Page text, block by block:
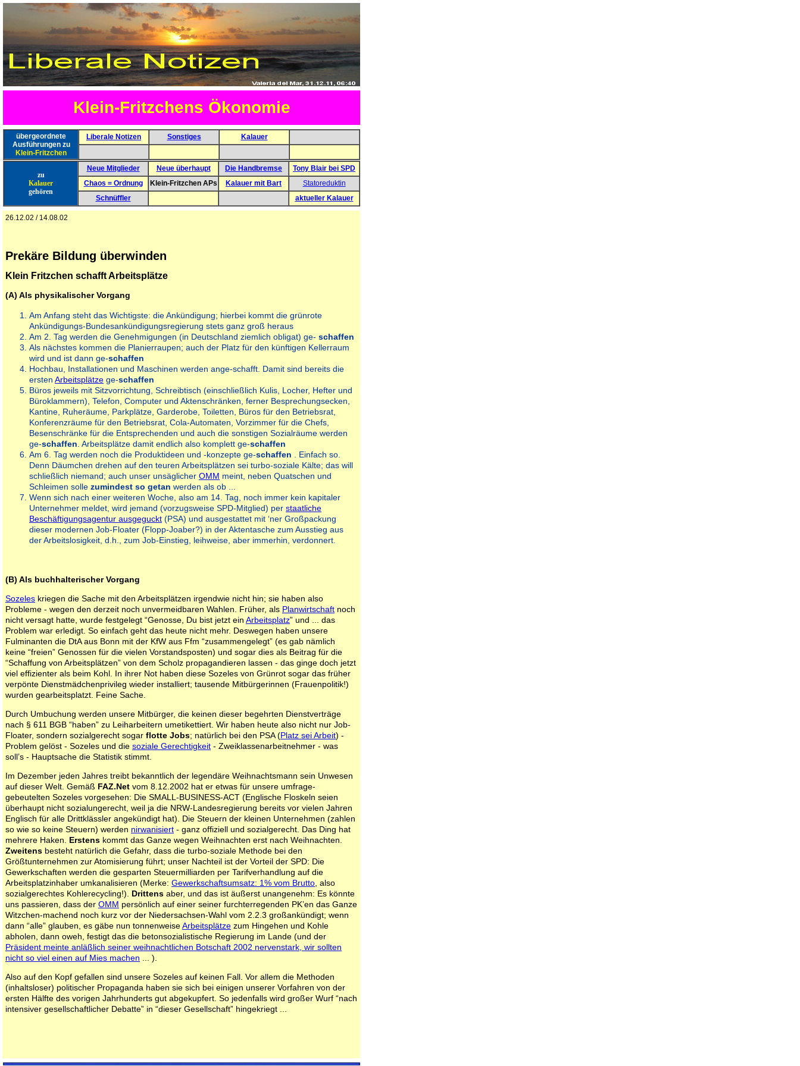
Klein-Fritzchens Ökonomie
übergeordnete
Ausführungen zu
Klein-Fritzchen
Liberale Notizen Sonstiges Kalauer
zu
Kalauer
gehören
Neue Mitglieder Neue überhaupt Die Handbremse
Tony Blair bei SPD
Chaos = Ordnung
Klein-Fritzchen APs Kalauer mit Bart
Statoreduktin
Schnüffler
aktueller Kalauer
26.12.02 / 14.08.02
Prekäre Bildung überwinden
Klein Fritzchen schafft Arbeitsplätze
(A) Als physikalischer Vorgang
Am Anfang steht das Wichtigste: die Ankündigung; hierbei kommt die grünrote
Ankündigungs-Bundesankündigungsregierung stets ganz groß heraus
Am 2. Tag werden die Genehmigungen (in Deutschland ziemlich obligat) ge- schaffen
Als nächstes kommen die Planierraupen; auch der Platz für den künftigen Kellerraum
wird und ist dann ge-schaffen
Hochbau, Installationen und Maschinen werden ange-schafft. Damit sind bereits die
ersten Arbeitsplätze ge-schaffen
Büros jeweils mit Sitzvorrichtung, Schreibtisch (einschließlich Kulis, Locher, Hefter und
Büroklammern), Telefon, Computer und Aktenschränken, ferner Besprechungsecken,
Kantine, Ruheräume, Parkplätze, Garderobe, Toiletten, Büros für den Betriebsrat,
Konferenzräume für den Betriebsrat, Cola-Automaten, Vorzimmer für die Chefs,
Besenschränke für die Entsprechenden und auch die sonstigen Sozialräume werden
ge-schaffen . Arbeitsplätze damit endlich also komplett ge-schaffen
Am 6. Tag werden noch die Produktideen und -konzepte ge-schaffen
. Einfach so.
Denn Däumchen drehen auf den teuren Arbeitsplätzen sei turbo-soziale Kälte; das will
schließlich niemand; auch unser unsäglicher OMM meint, neben Quatschen und
Schleimen solle zumindest so getan werden als ob ...
Wenn sich nach einer weiteren Woche, also am 14. Tag, noch immer kein kapitaler
Unternehmer meldet, wird jemand (vorzugsweise SPD-Mitglied) per staatliche
Beschäftigungsagentur ausgeguckt (PSA) und ausgestattet mit ‘ner Großpackung
dieser modernen Job-Floater (Flopp-Joaber?) in der Aktentasche zum Ausstieg aus
der Arbeitslosigkeit, d.h., zum Job-Einstieg, leihweise, aber immerhin, verdonnert.
(B) Als buchhalterischer Vorgang
Sozeles kriegen die Sache mit den Arbeitsplätzen irgendwie nicht hin; sie haben also
Probleme - wegen den derzeit noch unvermeidbaren Wahlen. Früher, als Planwirtschaft noch
nicht versagt hatte, wurde festgelegt “Genosse, Du bist jetzt ein Arbeitsplatz” und ... das
Problem war erledigt. So einfach geht das heute nicht mehr. Deswegen haben unsere
Fulminanten die DtA aus Bonn mit der KfW aus Ffm “zusammengelegt” (es gab nämlich
keine “freien” Genossen für die vielen Vorstandsposten) und sogar dies als Beitrag für die
“Schaffung von Arbeitsplätzen” von dem Scholz propagandieren lassen - das ginge doch jetzt
viel effizienter als beim Kohl. In ihrer Not haben diese Sozeles von Grünrot sogar das früher
verpönte Dienstmädchenprivileg wieder installiert; tausende Mitbürgerinnen (Frauenpolitik!)
wurden gearbeitsplatzt. Feine Sache.
Durch Umbuchung werden unsere Mitbürger, die keinen dieser begehrten Dienstverträge
nach § 611 BGB “haben” zu Leiharbeitern umetikettiert. Wir haben heute also nicht nur Job-
Floater, sondern sozialgerecht sogar flotte Jobs; natürlich bei den PSA (Platz sei Arbeit) -
Problem gelöst - Sozeles und die soziale Gerechtigkeit - Zweiklassenarbeitnehmer - was
soll’s - Hauptsache die Statistik stimmt.
Im Dezember jeden Jahres treibt bekanntlich der legendäre Weihnachtsmann sein Unwesen
auf dieser Welt. Gemäß FAZ.Net vom 8.12.2002 hat er etwas für unsere umfrage-
gebeutelten Sozeles vorgesehen: Die SMALL-BUSINESS-ACT (Englische Floskeln seien
überhaupt nicht sozialungerecht, weil ja die NRW-Landesregierung bereits vor vielen Jahren
Englisch für alle Drittklässler angekündigt hat). Die Steuern der kleinen Unternehmen (zahlen
so wie so keine Steuern) werden nirwanisiert - ganz offiziell und sozialgerecht. Das Ding hat
mehrere Haken. Erstens kommt das Ganze wegen Weihnachten erst nach Weihnachten.
Zweitens besteht natürlich die Gefahr, dass die turbo-soziale Methode bei den
Größtunternehmen zur Atomisierung führt; unser Nachteil ist der Vorteil der SPD: Die
Gewerkschaften werden die gesparten Steuermilliarden per Tarifverhandlung auf die
Arbeitsplatzinhaber umkanalisieren (Merke: Gewerkschaftsumsatz: 1% vom Brutto , also
sozialgerechtes Kohlerecycling!). Drittens aber, und das ist äußerst unangenehm: Es könnte
uns passieren, dass der OMM persönlich auf einer seiner furchterregenden PK’en das Ganze
Witzchen-machend noch kurz vor der Niedersachsen-Wahl vom 2.2.3 großankündigt; wenn
dann “alle” glauben, es gäbe nun tonnenweiseArbeitsplätze zum Hingehen und Kohle
abholen, dann oweh, festigt das die betonsozialistische Regierung im Lande (und der
Präsident meinte anläßlich seiner weihnachtlichen Botschaft 2002 nervenstark, wir sollten
nicht so viel einen auf Mies machen ... ).
Also auf den Kopf gefallen sind unsere Sozeles auf keinen Fall. Vor allem die Methoden
(inhaltsloser) politischer Propaganda haben sie sich bei einigen unserer Vorfahren von der
ersten Hälfte des vorigen Jahrhunderts gut abgekupfert. So jedenfalls wird großer Wurf “nach
intensiver gesellschaftlicher Debatte” in “dieser Gesellschaft” hingekriegt ...